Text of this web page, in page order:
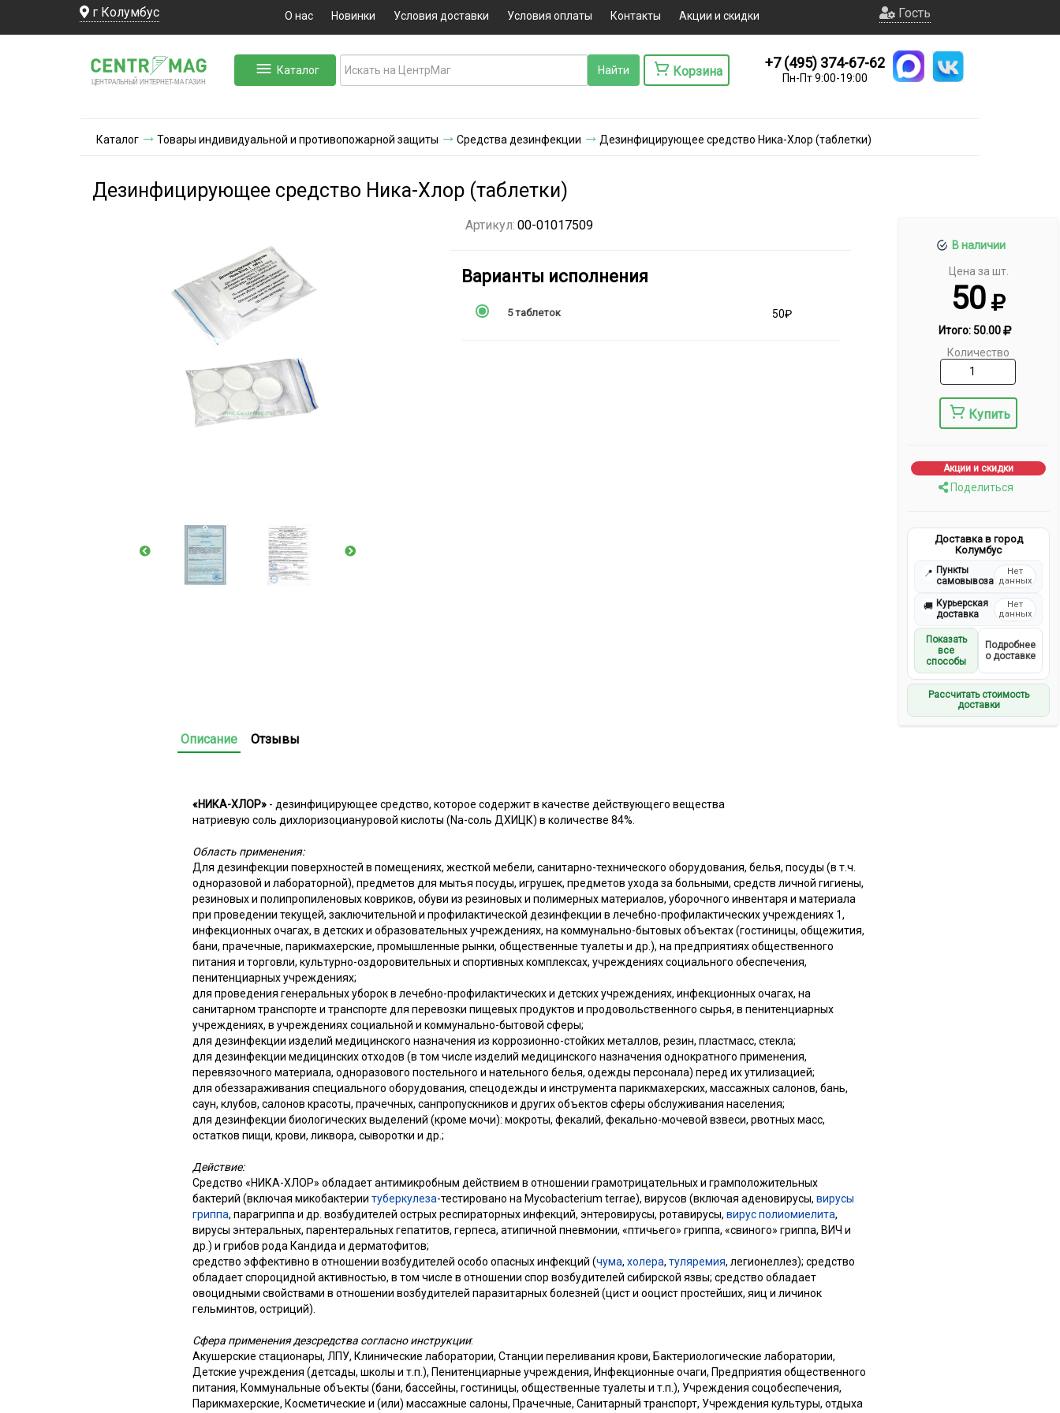
г Колумбус О нас Новинки Условия доставки Условия оплаты Контакты Акции и скидки Гость
ЦЕНТРАЛЬНЫЙ ИНТЕРНЕТ-МА ГАЗИН
Каталог Корзина
+7 (495) 374-67-62
Пн-Пт 9:00-19:00
Каталог Товары индивидуальной и противопожарной защиты Средства дезинфекции Дезинфицирующее средство Ника-Хлор (таблетки)
Дезинфицирующее средство Ника-Хлор (таблетки)
В наличии
Цена за шт.
50
Итого:50.00
Количество
Купить
Акции и скидки
Поделиться
Доставка в город
Колумбус
📍 Пункты
самовывоза
Нет
данных
🚚 Курьерская
доставка
Нет
данных
Показать
все
способы
Подробнее
о доставке
Рассчитать стоимость
доставки
Артикул: 00-01017509
Варианты исполнения
5 таблеток 50₽
Описание Отзывы
«НИКА-ХЛОР» - дезинфицирующее средство, которое содержит в качестве действующего вещества
натриевую соль дихлоризоциануровой кислоты (Nа-соль ДХИЦК) в количестве 84%.
Область применения:
Для дезинфекции поверхностей в помещениях, жесткой мебели, санитарно-технического оборудования, белья, посуды (в т.ч.
одноразовой и лабораторной), предметов для мытья посуды, игрушек, предметов ухода за больными, средств личной гигиены,
резиновых и полипропиленовых ковриков, обуви из резиновых и полимерных материалов, уборочного инвентаря и материала
при проведении текущей, заключительной и профилактической дезинфекции в лечебно-профилактических учреждениях 1,
инфекционных очагах, в детских и образовательных учреждениях, на коммунально-бытовых объектах (гостиницы, общежития,
бани, прачечные, парикмахерские, промышленные рынки, общественные туалеты и др.), на предприятиях общественного
питания и торговли, культурно-оздоровительных и спортивных комплексах, учреждениях социального обеспечения,
пенитенциарных учреждениях;
для проведения генеральных уборок в лечебно-профилактических и детских учреждениях, инфекционных очагах, на
санитарном транспорте и транспорте для перевозки пищевых продуктов и продовольственного сырья, в пенитенциарных
учреждениях, в учреждениях социальной и коммунально-бытовой сферы;
для дезинфекции изделий медицинского назначения из коррозионно-стойких металлов, резин, пластмасс, стекла;
для дезинфекции медицинских отходов (в том числе изделий медицинского назначения однократного применения,
перевязочного материала, одноразового постельного и нательного белья, одежды персонала) перед их утилизацией;
для обеззараживания специального оборудования, спецодежды и инструмента парикмахерских, массажных салонов, бань,
саун, клубов, салонов красоты, прачечных, санпропускников и других объектов сферы обслуживания населения;
для дезинфекции биологических выделений (кроме мочи): мокроты, фекалий, фекально-мочевой взвеси, рвотных масс,
остатков пищи, крови, ликвора, сыворотки и др.;
Действие:
Средство «НИКА-ХЛОР» обладает антимикробным действием в отношении грамотрицательных и грамположительных
бактерий (включая микобактерии туберкулеза-тестировано на Mycobacterium terrae), вирусов (включая аденовирусы, вирусы
гриппа, парагриппа и др. возбудителей острых респираторных инфекций, энтеровирусы, ротавирусы, вирус полиомиелита,
вирусы энтеральных, парентеральных гепатитов, герпеса, атипичной пневмонии, «птичьего» гриппа, «свиного» гриппа, ВИЧ и
др.) и грибов рода Кандида и дерматофитов;
средство эффективно в отношении возбудителей особо опасных инфекций (чума, холера, туляремия, легионеллез); средство
обладает спороцидной активностью, в том числе в отношении спор возбудителей сибирской язвы; средство обладает
овоцидными свойствами в отношении возбудителей паразитарных болезней (цист и ооцист простейших, яиц и личинок
гельминтов, остриций).
Сфера применения дезсредства согласно инструкции:
Акушерские стационары, ЛПУ, Клинические лаборатории, Станции переливания крови, Бактериологические лаборатории,
Детские учреждения (детсады, школы и т.п.), Пенитенциарные учреждения, Инфекционные очаги, Предприятия общественного
питания, Коммунальные объекты (бани, бассейны, гостиницы, общественные туалеты и т.п.), Учреждения соцобеспечения,
Парикмахерские, Косметические и (или) массажные салоны, Прачечные, Санитарный транспорт, Учреждения культуры, отдыха